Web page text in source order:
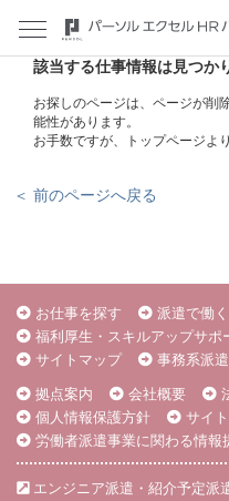
該当する仕事情報は見つか
お探しのページは、ページが削
能性があります。
お手数ですが、トップページよ
＜ 前のページへ戻る
お仕事を探す 派遣で働く
福利厚生・スキルアップサポ
サイトマップ
事務系派
拠点案内
会社概要
個人情報保護方針
サイ
労働者派遣事業に関わる情報
エンジニア派遣・紹介予定派